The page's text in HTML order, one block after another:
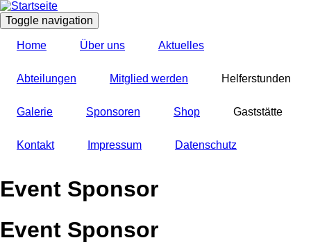
Direkt
zum
Inhalt
Toggle navigation
Home Über uns Aktuelles
Abteilungen Mitglied werden Helferstunden
Galerie Sponsoren Shop Gaststätte
Kontakt Impressum Datenschutz
Event Sponsor
Event Sponsor